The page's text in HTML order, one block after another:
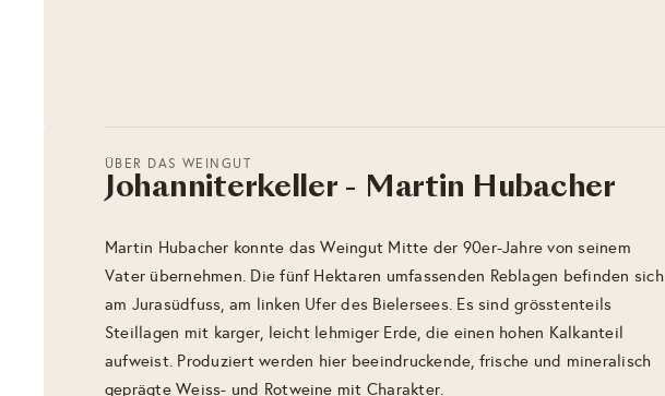
ÜBER DAS WEINGUT
Johanniterkeller - Martin Hubacher
Martin Hubacher konnte das Weingut Mitte der 90er-Jahre von seinem
Vater übernehmen. Die fünf Hektaren umfassenden Reblagen befinden sich
am Jurasüdfuss, am linken Ufer des Bielersees. Es sind grösstenteils
Steillagen mit karger, leicht lehmiger Erde, die einen hohen Kalkanteil
aufweist. Produziert werden hier beeindruckende, frische und mineralisch
geprägte Weiss- und Rotweine mit Charakter.